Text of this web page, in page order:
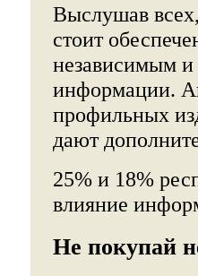
Выслушав
стоит
независимым и
информации.
профильных
дают
25% и 18%
влияние
Не покупай